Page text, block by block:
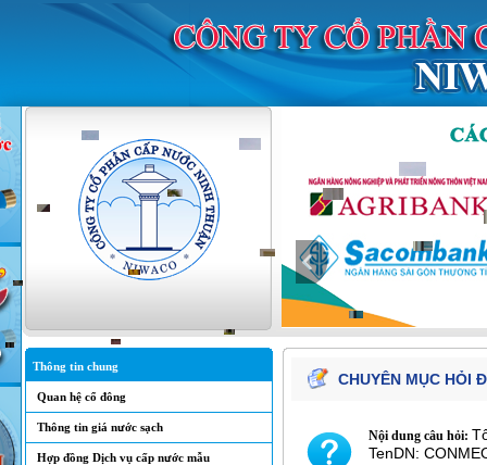
Thông tin chung
Quan hệ cổ đông
Thông tin giá nước sạch
Hợp đồng Dịch vụ cấp nước mẫu
CHUYÊN MỤC HỎI
Nội dung câu hỏi:
TenDN: